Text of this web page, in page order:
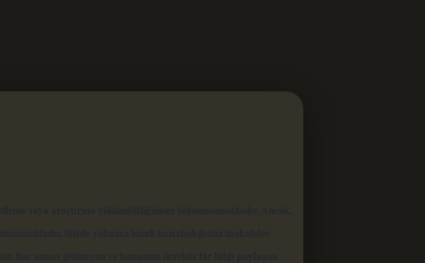
veya araştırma yükümlülüğümüz bulunmamaktadır. Ancak,